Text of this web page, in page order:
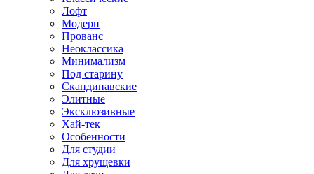
Лофт
Модерн
Прованс
Неоклассика
Минимализм
Под старину
Скандинавские
Элитные
Эксклюзивные
Хай-тек
Особенности
Для студии
Для хрущевки